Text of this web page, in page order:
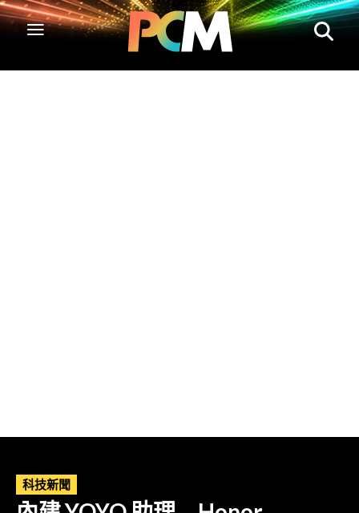
科技新聞